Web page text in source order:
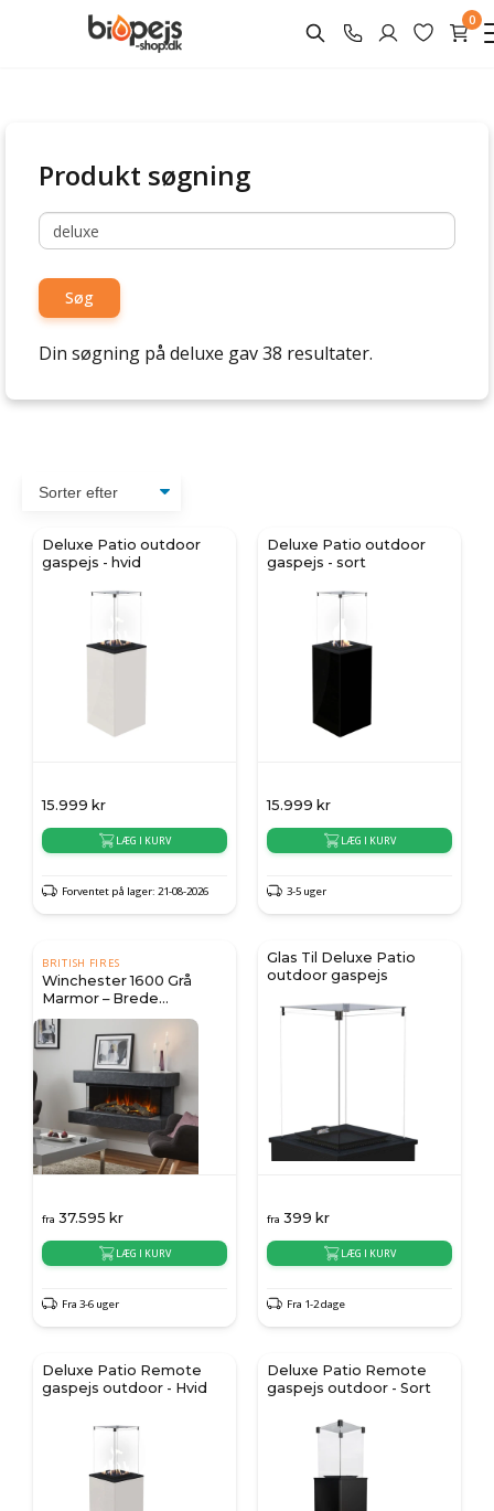
0
Produkt søgning
Søg
Din søgning på deluxe gav 38 resultater.
Deluxe Patio outdoor
gaspejs - hvid
15.999 kr
LÆG I KURV
Forventet på lager: 21-08-2026
Deluxe Patio outdoor
gaspejs - sort
15.999 kr
LÆG I KURV
3-5 uger
BRITISH FIRES
Winchester 1600 Grå
Marmor – Brede
vægmonterede elpejs
fra 37.595 kr
LÆG I KURV
Fra 3-6 uger
Glas Til Deluxe Patio
outdoor gaspejs
fra 399 kr
LÆG I KURV
Fra 1-2 dage
Deluxe Patio Remote
gaspejs outdoor - Hvid
Deluxe Patio Remote
gaspejs outdoor - Sort